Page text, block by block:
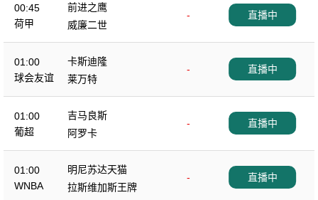
00:45
荷甲
前进之鹰
-
威廉二世
直播中
01:00
球会友谊
卡斯迪隆
-
莱万特
直播中
01:00
葡超
吉马良斯
-
阿罗卡
直播中
01:00
WNBA
明尼苏达天猫
-
拉斯维加斯王牌
直播中